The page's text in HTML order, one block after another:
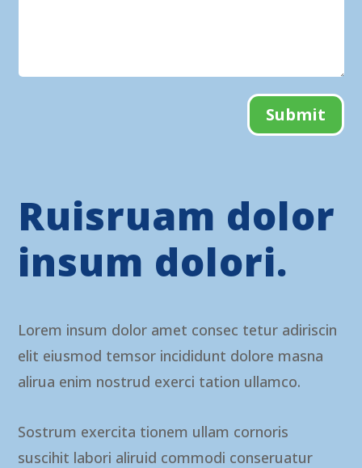
Submit
Ruisruam dolor
insum dolori.
Lorem insum dolor amet consec tetur adiriscin
elit eiusmod temsor incididunt dolore masna
alirua enim nostrud exerci tation ullamco.
Sostrum exercita tionem ullam cornoris
suscihit labori aliruid commodi conseruatur